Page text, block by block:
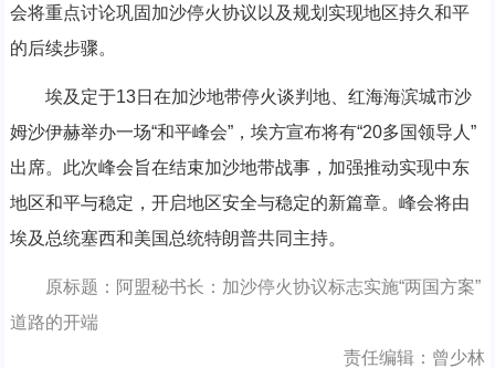
会将重点讨论巩固加沙停火协议以及规划实现地区持久和平
的后续步骤。
埃及定于13日在加沙地带停火谈判地、红海海滨城市沙
姆沙伊赫举办一场“和平峰会”，埃方宣布将有“20多国领导人”
出席。此次峰会旨在结束加沙地带战事，加强推动实现中东
地区和平与稳定，开启地区安全与稳定的新篇章。峰会将由
埃及总统塞西和美国总统特朗普共同主持。
原标题：阿盟秘书长：加沙停火协议标志实施“两国方案”
道路的开端
责任编辑：曾少林